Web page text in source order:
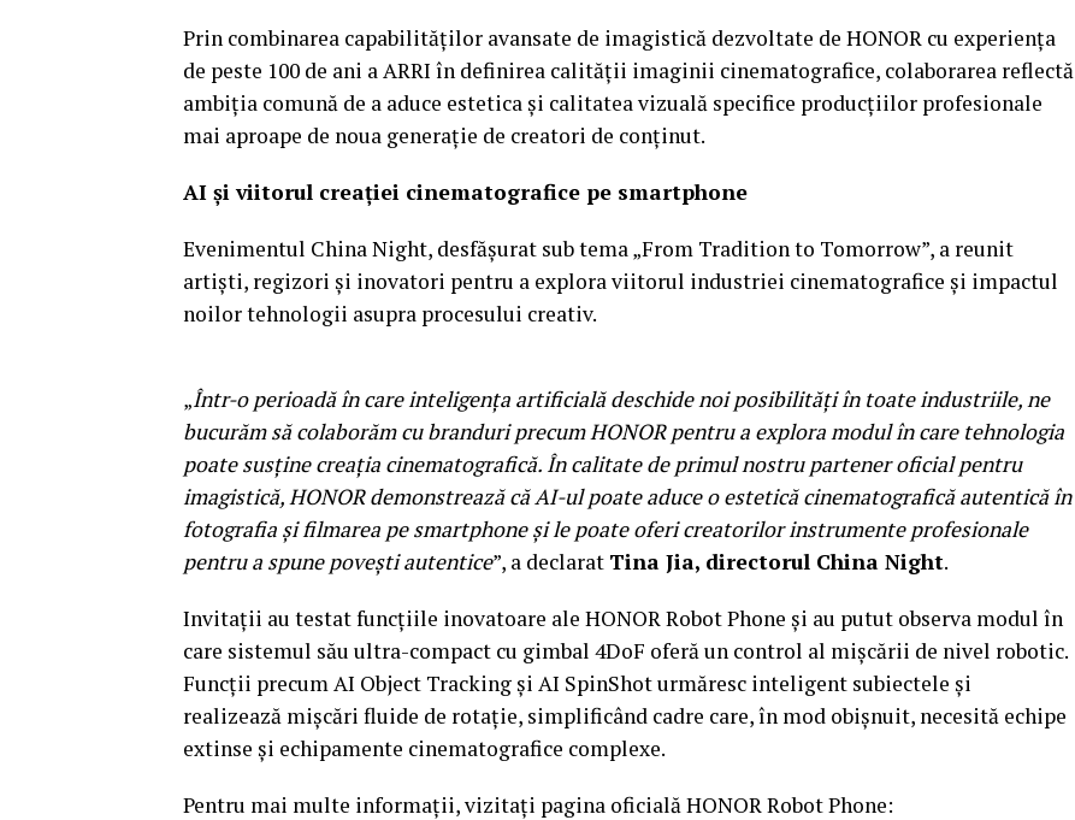
Prin combinarea capabilităților avansate de imagistică dezvoltate de HONOR cu experiența
de peste 100 de ani a ARRI în definirea calității imaginii cinematografice, colaborarea reflectă
ambiția comună de a aduce estetica și calitatea vizuală specifice producțiilor profesionale
mai aproape de noua generație de creatori de conținut.
AI și viitorul creației cinematografice pe smartphone
Evenimentul China Night, desfășurat sub tema „From Tradition to Tomorrow”, a reunit
artiști, regizori și inovatori pentru a explora viitorul industriei cinematografice și impactul
noilor tehnologii asupra procesului creativ.
„Într-o perioadă în care inteligența artificială deschide noi posibilități în toate industriile, ne
bucurăm să colaborăm cu branduri precum HONOR pentru a explora modul în care tehnologia
poate susține creația cinematografică. În calitate de primul nostru partener oficial pentru
imagistică, HONOR demonstrează că AI-ul poate aduce o estetică cinematografică autentică în
fotografia și filmarea pe smartphone și le poate oferi creatorilor instrumente profesionale
pentru a spune povești autentice”, a declarat Tina Jia, directorul China Night.
Invitații au testat funcțiile inovatoare ale HONOR Robot Phone și au putut observa modul în
care sistemul său ultra-compact cu gimbal 4DoF oferă un control al mișcării de nivel robotic.
Funcții precum AI Object Tracking și AI SpinShot urmăresc inteligent subiectele și
realizează mișcări fluide de rotație, simplificând cadre care, în mod obișnuit, necesită echipe
extinse și echipamente cinematografice complexe.
Pentru mai multe informații, vizitați pagina oficială HONOR Robot Phone: